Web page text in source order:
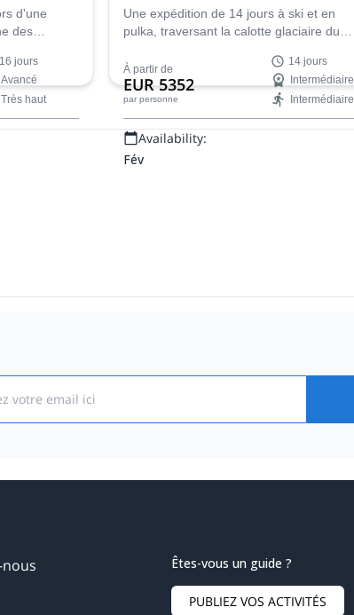
d'une
des
Maud.
16 jours
Avancé
Très haut
Une expédition de 14 jours à ski et en
pulka, traversant la calotte glaciaire du
Stromfjord), en compagnie de Dixie, un
guide polaire expert.
À partir de
EUR 5352
par personne
14 jours
Intermédiaire
Intermédiaire
Availability:
Fév
nous Êtes-vous un guide ?
PUBLIEZ VOS ACTIVITÉS